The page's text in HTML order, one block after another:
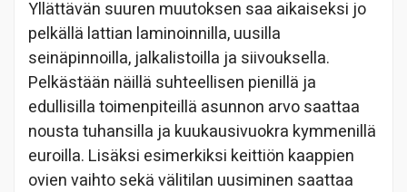
Yllättävän suuren muutoksen saa aikaiseksi jo
pelkällä lattian laminoinnilla, uusilla
seinäpinnoilla, jalkalistoilla ja siivouksella.
Pelkästään näillä suhteellisen pienillä ja
edullisilla toimenpiteillä asunnon arvo saattaa
nousta tuhansilla ja kuukausivuokra kymmenillä
euroilla. Lisäksi esimerkiksi keittiön kaappien
ovien vaihto sekä välitilan uusiminen saattaa